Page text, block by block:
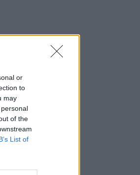
or
to
may
of the
List of